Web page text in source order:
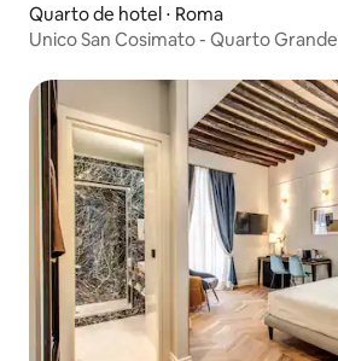
Quarto de hotel ⋅ Roma
Unico San Cosimato - Quarto Grande